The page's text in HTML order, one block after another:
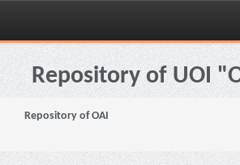
Skip
navigationRepository of UOI
Repository of OAI